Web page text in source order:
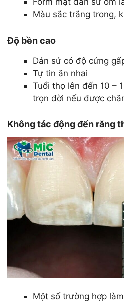
Màu sắc trắng trong,
Độ bền cao
Dán sứ có độ cứng
Tự tin ăn nhai
Tuổi thọ lên đến 10 –
trọn đời nếu được
Không tác động đến răng
Một số trường hợp